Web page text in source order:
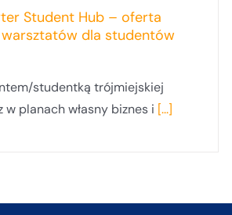
Student Hub – oferta
warsztatów dla studentów
studentką trójmiejskiej
w planach własny biznes i [...]